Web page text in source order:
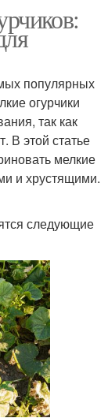
популярных
огурчики
так как
В этой статье
мелкие
и хрустящими.
следующие